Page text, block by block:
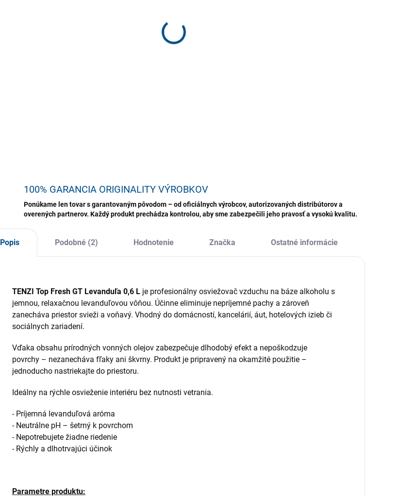
100% GARANCIA ORIGINALITY VÝROBKOV
Ponúkame len tovar s garantovaným pôvodom – od oficiálnych výrobcov, autorizovaných distribútorov a
overených partnerov. Každý produkt prechádza kontrolou, aby sme zabezpečili jeho pravosť a vysokú kvalitu.
Popis Podobné (2) Hodnotenie Značka Ostatné informácie
TENZI Top Fresh GT Levanduľa 0,6 L je profesionálny osviežovač vzduchu na báze alkoholu s
jemnou, relaxačnou levanduľovou vôňou. Účinne eliminuje nepríjemné pachy a zároveň
zanecháva priestor svieži a voňavý. Vhodný do domácností, kancelárií, áut, hotelových izieb či
sociálnych zariadení.
Vďaka obsahu prírodných vonných olejov zabezpečuje dlhodobý efekt a nepoškodzuje
povrchy – nezanecháva fľaky ani škvrny. Produkt je pripravený na okamžité použitie –
jednoducho nastriekajte do priestoru.
Ideálny na rýchle osvieženie interiéru bez nutnosti vetrania.
- Príjemná levanduľová aróma
- Neutrálne pH – šetrný k povrchom
- Nepotrebujete žiadne riedenie
- Rýchly a dlhotrvajúci účinok
Parametre produktu: